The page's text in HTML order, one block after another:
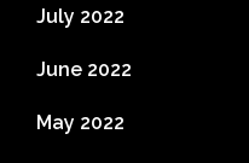
July 2022
June 2022
May 2022